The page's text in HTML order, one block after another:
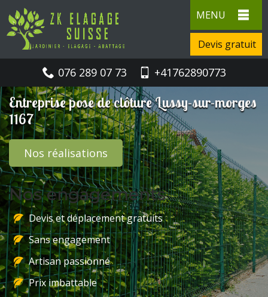
MENU
Devis gratuit
076 289 07 73 +41762890773
Entreprise pose de clôture Lussy-sur-morges
1167
Nos réalisations
Nos engagements
Devis et déplacement gratuits
Sans engagement
Artisan passionné
Prix imbattable